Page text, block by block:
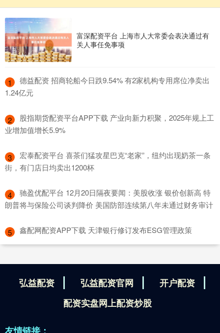
富深配资平台 上海市人大常委会表决通过有
关人事任免事项
1
​德益配资 招商轮船今日跌9.54% 有2家机构专用席位净卖出
1.24亿元
2
​股指期货配资平台APP下载 产业向新力积聚，2025年规上工
业增加值增长5.9%
3
​宏泰配资平台 喜茶们猛攻星巴克“老家”，纽约出现奶茶一条
街，有门店日均卖出1200杯
4
​驰盈优配平台 12月20日隔夜要闻：美股收涨 银价创新高 特
朗普将与保险公司谈判降价 美国防部连续第八年未通过财务审计
5 ​鑫配网配资APP下载 天津银行修订发布ESG管理政策
弘益配资 弘益配资官网
开户配资
配资实盘网上配资炒股